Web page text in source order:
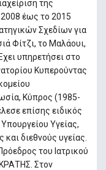
της
έως το 2015
Σχεδίων για
Φίτζι, το Μαλάουι,
υπηρετήσει στο
Κυπερούντας
Κύπρος (1985-
επίσης ειδικός
Υγείας,
διεθνούς υγείας.
του Ιατρικού
Στον